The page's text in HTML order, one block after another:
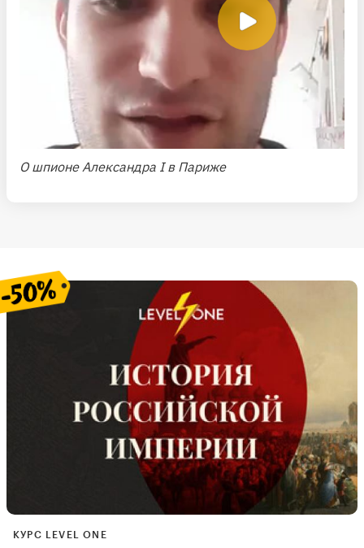
О шпионе Александра I в Париже
КУРС LEVEL ONE